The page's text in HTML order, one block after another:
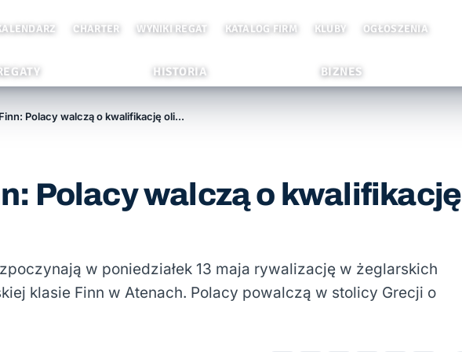
CHARTER WYNIKI REGAT KATALOG FIRM KLUBY OGŁOSZENIA
HISTORIA BIZNES
ME w klasie Finn: Polacy walczą o kwalifikację olimpijską
Polacy walczą o kwalifikację
w poniedziałek 13 maja rywalizację w żeglarskich
klasie Finn w Atenach. Polacy powalczą w stolicy Grecji o